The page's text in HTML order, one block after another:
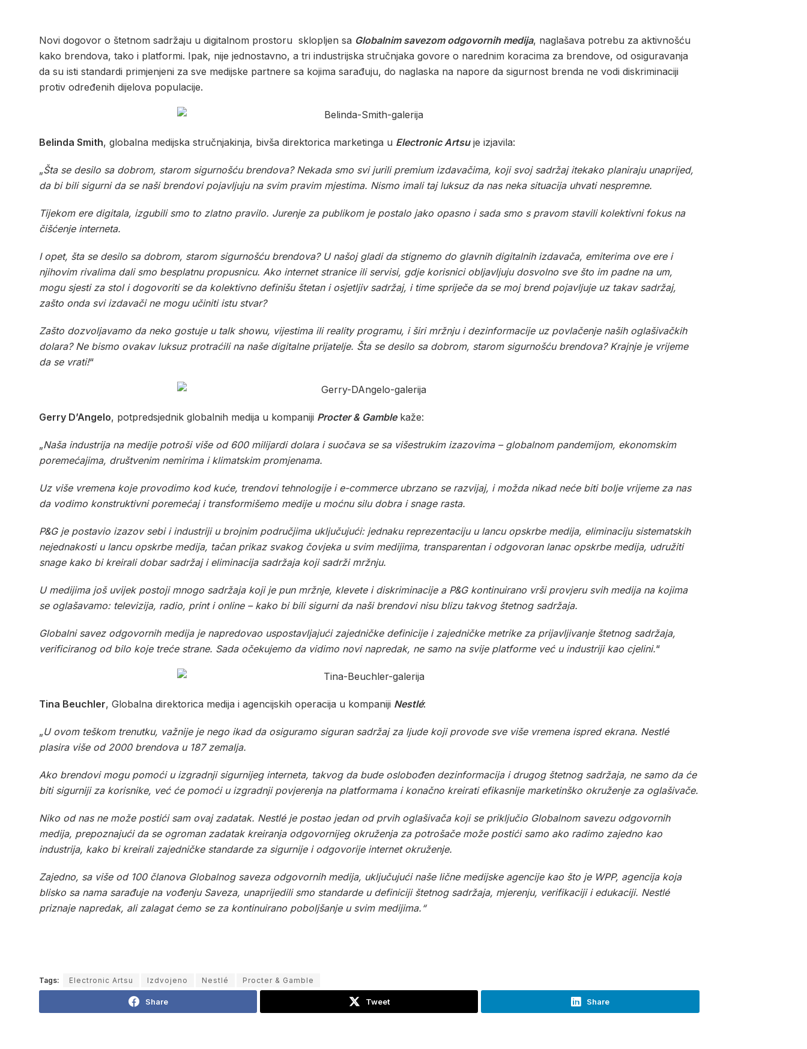
Novi dogovor o štetnom sadržaju u digitalnom prostoru sklopljen sa Globalnim savezom odgovornih medija, naglašava potrebu za aktivnošću
kako brendova, tako i platformi. Ipak, nije jednostavno, a tri industrijska stručnjaka govore o narednim koracima za brendove, od osiguravanja
da su isti standardi primjenjeni za sve medijske partnere sa kojima sarađuju, do naglaska na napore da sigurnost brenda ne vodi diskriminaciji
protiv određenih dijelova populacije.
Belinda Smith, globalna medijska stručnjakinja, bivša direktorica marketinga u Electronic Artsuje izjavila:
„Šta se desilo sa dobrom, starom sigurnošću brendova? Nekada smo svi jurili premium izdavačima, koji svoj sadržaj itekako planiraju unaprijed,
da bi bili sigurni da se naši brendovi pojavljuju na svim pravim mjestima. Nismo imali taj luksuz da nas neka situacija uhvati nespremne.
Tijekom ere digitala, izgubili smo to zlatno pravilo. Jurenje za publikom je postalo jako opasno i sada smo s pravom stavili kolektivni fokus na
čišćenje interneta.
I opet, šta se desilo sa dobrom, starom sigurnošću brendova? U našoj gladi da stignemo do glavnih digitalnih izdavača, emiterima ove ere i
njihovim rivalima dali smo besplatnu propusnicu. Ako internet stranice ili servisi, gdje korisnici obljavljuju dosvolno sve što im padne na um,
mogu sjesti za stol i dogovoriti se da kolektivno definišu štetan i osjetljiv sadržaj, i time spriječe da se moj brend pojavljuje uz takav sadržaj,
zašto onda svi izdavači ne mogu učiniti istu stvar?
Zašto dozvoljavamo da neko gostuje u talk showu, vijestima ili reality programu, i širi mržnju i dezinformacije uz povlačenje naših oglašivačkih
dolara? Ne bismo ovakav luksuz protraćili na naše digitalne prijatelje. Šta se desilo sa dobrom, starom sigurnošću brendova? Krajnje je vrijeme
da se vrati!“
Gerry D’Angelo, potpredsjednik globalnih medija u kompaniji Procter & Gamblekaže:
„Naša industrija na medije potroši više od 600 milijardi dolara i suočava se sa višestrukim izazovima – globalnom pandemijom, ekonomskim
poremećajima, društvenim nemirima i klimatskim promjenama.
Uz više vremena koje provodimo kod kuće, trendovi tehnologije i e-commerce ubrzano se razvijaj, i možda nikad neće biti bolje vrijeme za nas
da vodimo konstruktivni poremećaj i transformišemo medije u moćnu silu dobra i snage rasta.
P&G je postavio izazov sebi i industriji u brojnim područjima uključujući: jednaku reprezentaciju u lancu opskrbe medija, eliminaciju sistematskih
nejednakosti u lancu opskrbe medija, tačan prikaz svakog čovjeka u svim medijima, transparentan i odgovoran lanac opskrbe medija, udružiti
snage kako bi kreirali dobar sadržaj i eliminacija sadržaja koji sadrži mržnju.
U medijima još uvijek postoji mnogo sadržaja koji je pun mržnje, klevete i diskriminacije a P&G kontinuirano vrši provjeru svih medija na kojima
se oglašavamo: televizija, radio, print i online – kako bi bili sigurni da naši brendovi nisu blizu takvog štetnog sadržaja.
Globalni savez odgovornih medija je napredovao uspostavljajući zajedničke definicije i zajedničke metrike za prijavljivanje štetnog sadržaja,
verificiranog od bilo koje treće strane. Sada očekujemo da vidimo novi napredak, ne samo na svije platforme već u industriji kao cjelini.“
Tina Beuchler, Globalna direktorica medija i agencijskih operacija u kompaniji Nestlé:
„U ovom teškom trenutku, važnije je nego ikad da osiguramo siguran sadržaj za ljude koji provode sve više vremena ispred ekrana. Nestlé
plasira više od 2000 brendova u 187 zemalja.
Ako brendovi mogu pomoći u izgradnji sigurnijeg interneta, takvog da bude oslobođen dezinformacija i drugog štetnog sadržaja, ne samo da će
biti sigurniji za korisnike, već će pomoći u izgradnji povjerenja na platformama i konačno kreirati efikasnije marketinško okruženje za oglašivače.
Niko od nas ne može postići sam ovaj zadatak. Nestlé je postao jedan od prvih oglašivača koji se priključio Globalnom savezu odgovornih
medija, prepoznajući da se ogroman zadatak kreiranja odgovornijeg okruženja za potrošače može postići samo ako radimo zajedno kao
industrija, kako bi kreirali zajedničke standarde za sigurnije i odgovorije internet okruženje.
Zajedno, sa više od 100 članova Globalnog saveza odgovornih medija, uključujući naše lične medijske agencije kao što je WPP, agencija koja
blisko sa nama sarađuje na vođenju Saveza, unaprijedili smo standarde u definiciji štetnog sadržaja, mjerenju, verifikaciji i edukaciji. Nestlé
priznaje napredak, ali zalagat ćemo se za kontinuirano poboljšanje u svim medijima.“
Tags: Electronic Artsu Izdvojeno Nestlé Procter & Gamble
Share Tweet Share